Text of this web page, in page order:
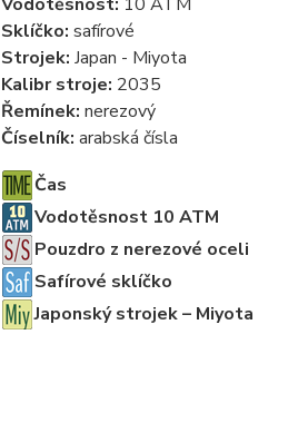
Sklíčko: safírové
Strojek: Japan - Miyota
Kalibr stroje: 2035
Řemínek: nerezový
Číselník: arabská čísla
Čas
Vodotěsnost 10 ATM
Pouzdro z nerezové oceli
Safírové sklíčko
Japonský strojek – Miyota